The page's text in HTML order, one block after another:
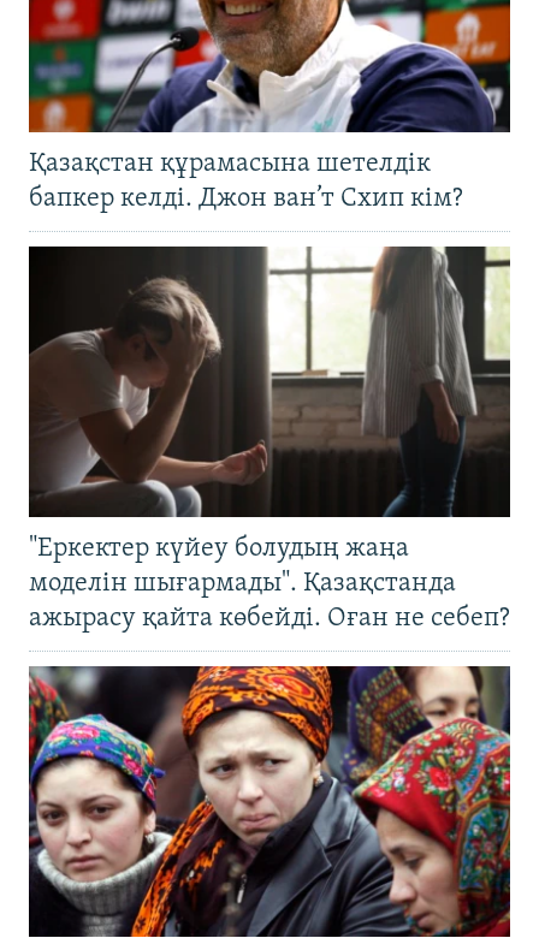
Қазақстан құрамасына шетелдік
бапкер келді. Джон ван’т Схип кім?
"Еркектер күйеу болудың жаңа
моделін шығармады". Қазақстанда
ажырасу қайта көбейді. Оған не себеп?